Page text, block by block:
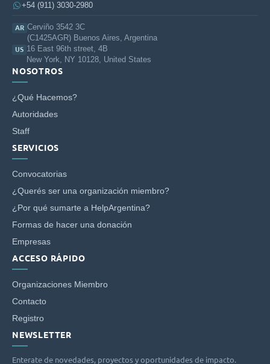
+54 (911) 3030-2980
AR Cerviño 3542 3C
(C1425AGR) Buenos Aires, Argentina
US 16 East 96th street, 4B
New York, NY 10128, United States
NOSOTROS
¿Qué Hacemos?
Autoridades
Staff
SERVICIOS
Convocatorias
¿Querés ser una organización miembro?
¿Por qué sumarte a HelpArgentina?
Formas de hacer una donación
Empresas
ACCESO RÁPIDO
Organizaciones Miembro
Contacto
Registro
NEWSLETTER
Enterate de novedades, proyectos y oportunidades de impacto.